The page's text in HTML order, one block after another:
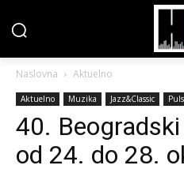
Naslovna Aktuelno
Aktuelno Muzika Jazz&Classic
40.
od 24. do 28.